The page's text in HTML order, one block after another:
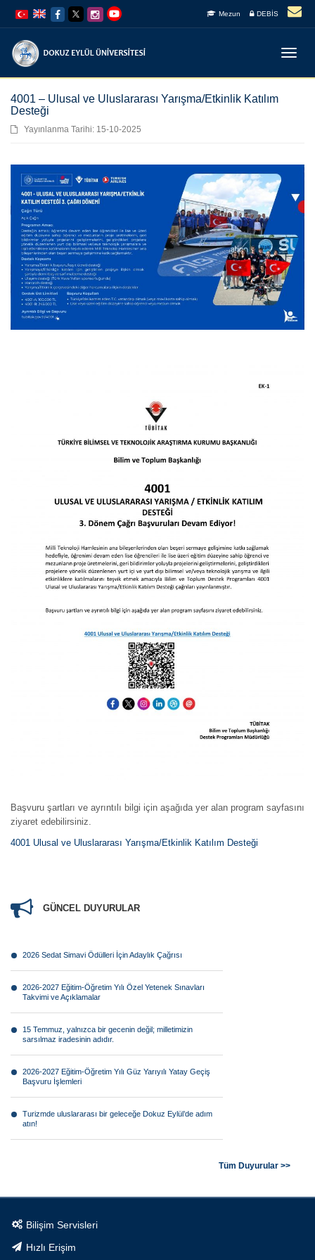
atla
Navigasyona
atla
Mezun DEBİS
4001 – Ulusal ve Uluslararası Yarışma/Etkinlik Katılım
Desteği
Yayınlanma Tarihi: 15-10-2025
Başvuru şartları ve ayrıntılı bilgi için aşağıda yer alan program sayfasını
ziyaret edebilirsiniz.
4001 Ulusal ve Uluslararası Yarışma/Etkinlik Katılım Desteği
GÜNCEL DUYURULAR
2026 Sedat Simavi Ödülleri İçin Adaylık Çağrısı
2026-2027 Eğitim-Öğretim Yılı Özel Yetenek Sınavları
Takvimi ve Açıklamalar
15 Temmuz, yalnızca bir gecenin değil; milletimizin
sarsılmaz iradesinin adıdır.
2026-2027 Eğitim-Öğretim Yılı Güz Yarıyılı Yatay Geçiş
Başvuru İşlemleri
Turizmde uluslararası bir geleceğe Dokuz Eylül’de adım
atın!
verin!
Tarımın geleceği teknolojiyle şekilleniyor.
Tüm Duyurular >>
Bilişim Servisleri
Hızlı Erişim